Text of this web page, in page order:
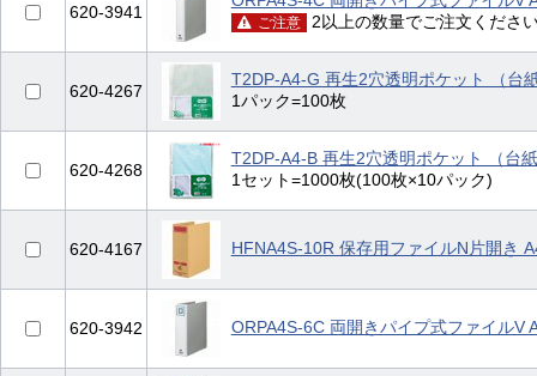
620-3941
ご注意 2以上の数量でご注文くださ
620-4267
T2DP-A4-G 再生2穴透明ポケット （台
1パック=100枚
620-4268
T2DP-A4-B 再生2穴透明ポケット （台
1セット=1000枚(100枚×10パック)
620-4167 HFNA4S-10R 保存用ファイルN片開き
620-3942 ORPA4S-6C 両開きパイプ式ファイルV